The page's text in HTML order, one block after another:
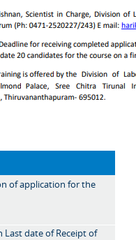
of application for the
Last date of Receipt of